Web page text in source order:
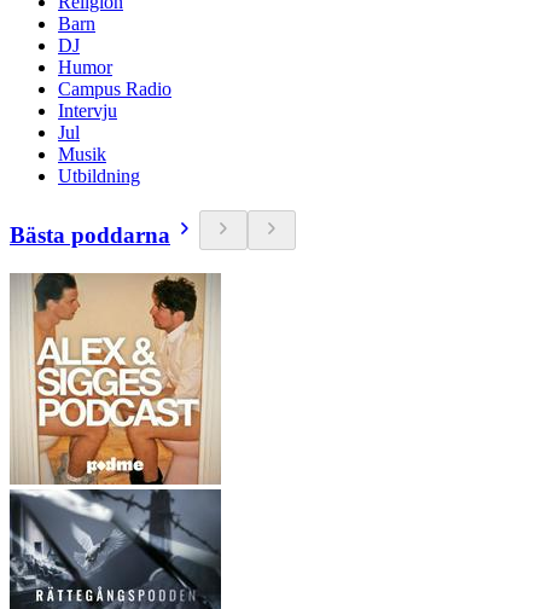
Barn
DJ
Humor
Campus Radio
Intervju
Jul
Musik
Utbildning
Bästa poddarna